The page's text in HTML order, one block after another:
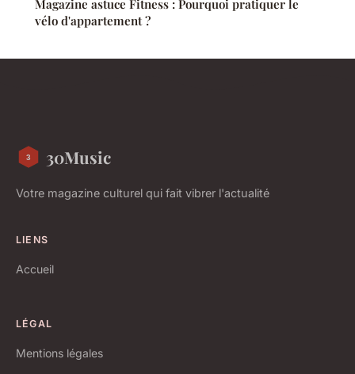
Magazine astuce Fitness : Pourquoi pratiquer le
vélo d'appartement ?
30Music
Votre magazine culturel qui fait vibrer l'actualité
LIENS
Accueil
LÉGAL
Mentions légales